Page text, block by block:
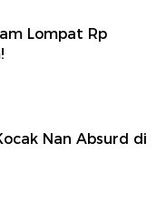
Lompat Rp
Nan Absurd di